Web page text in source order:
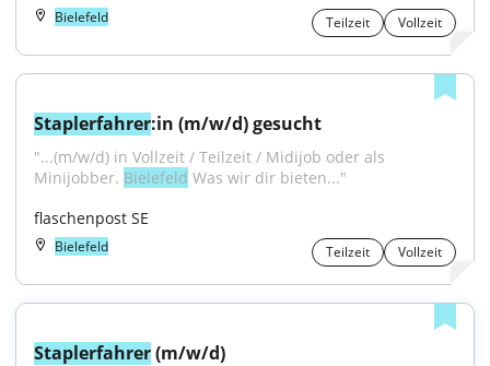
Bielefeld Teilzeit Vollzeit
Staplerfahrer:in (m/w/d) gesucht
"...(m/w/d) in Vollzeit / Teilzeit / Midijob oder als
Minijobber. Bielefeld Was wir dir bieten..."
flaschenpost SE
Bielefeld Teilzeit Vollzeit
Staplerfahrer (m/w/d)